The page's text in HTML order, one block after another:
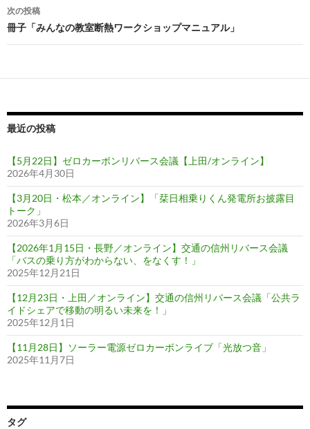
ビ
ゲ
シ
ョ
ン
次の投稿
冊子「みんなの教室断熱ワークショップマニュアル」
最近の投稿
【5月22日】ゼロカーボンリバース会議【上田/オンライン】
2026年4月30日
【3月20日・松本／オンライン】「栞日相乗りくん発電所お披露目
トーク」
2026年3月6日
【2026年1月15日・長野／オンライン】交通の信州リバース会議
「バスの乗り方がわからない、をなくす！」
2025年12月21日
【12月23日・上田／オンライン】交通の信州リバース会議「公共ラ
イドシェアで移動の明るい未来を！」
2025年12月1日
【11月28日】ソーラー電源ゼロカーボンライブ「光放つ音」
2025年11月7日
タグ